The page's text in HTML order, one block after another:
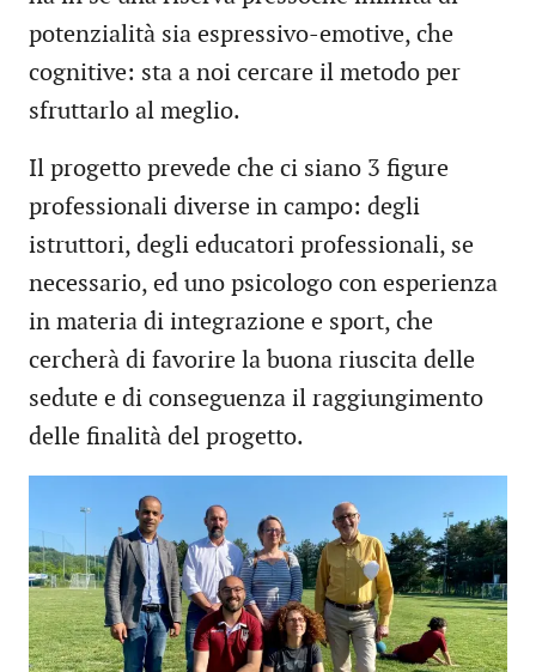
potenzialità sia espressivo-emotive, che
cognitive: sta a noi cercare il metodo per
sfruttarlo al meglio.
Il progetto prevede che ci siano 3 figure
professionali diverse in campo: degli
istruttori, degli educatori professionali, se
necessario, ed uno psicologo con esperienza
in materia di integrazione e sport, che
cercherà di favorire la buona riuscita delle
sedute e di conseguenza il raggiungimento
delle finalità del progetto.